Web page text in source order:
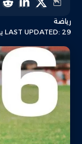
LAST UPDATED: 29 يونيو، 2026 10:08 ص
رياضة